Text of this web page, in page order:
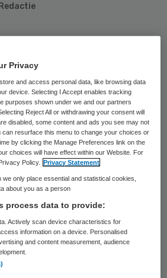
niet worden gebruikt om
omdat de
van het middel nog
van een werkgroep van
Aids Nederland.
doxycycline kan de kans
Privacy
and access personal data, like browsing data
device. Selecting I Accept enables tracking
purposes shown under we and our partners
Reject All or withdrawing your consent will
disabled, some content and ads you see may not
can resurface this menu to change your choices or
by clicking the Manage Preferences link on the
choices will have effect within our Website. For
Policy.
Privacy Statement
only place essential and statistical cookies,
about you as a person
process data to provide:
Actively scan device characteristics for
information on a device. Personalised
and content measurement, audience